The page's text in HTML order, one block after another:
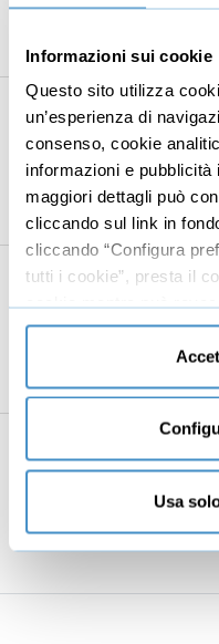
Informazioni sui cookie
Questo sito utilizza
un’esperienza di
consenso, cookie
informazioni e
maggiori dettagli può
cliccando sul link in
cliccando “Configura
tutti i cookie”, presta il
cookie mentre può
solo cookie necessari”
tecnici necessari al
Usa
Applicare la
Esportare contenuti
13 Photoshop per
Composizioni
Lo strumento
Creare pulsanti
14 Animazioni e
La timeline
Creare GIF animate
Importare,
Azioni e
Creare,